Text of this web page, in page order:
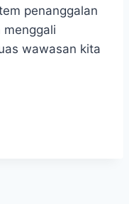
penanggalan
menggali
wawasan kita